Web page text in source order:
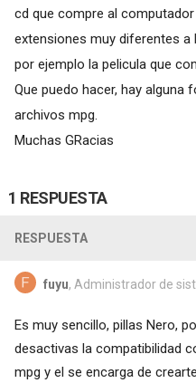
cd que compre al
extensiones muy diferentes a
por ejemplo la pelicula que
Que puedo hacer, hay alguna
archivos mpg.
Muchas GRacias
1 RESPUESTA
RESPUESTA
fuyu, Administrador de
Es muy sencillo, pillas Nero,
desactivas la compatibilidad
mpg y el se encarga de